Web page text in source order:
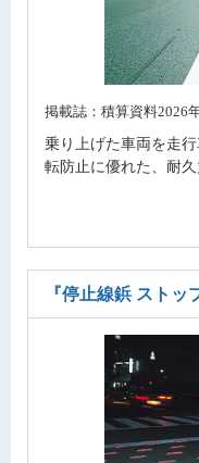
掲載誌：積算資料2026
乗り上げた車両を走
転防止に優れた、耐久
『停止線鋲 ストッ